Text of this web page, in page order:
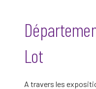
Lot
A travers les